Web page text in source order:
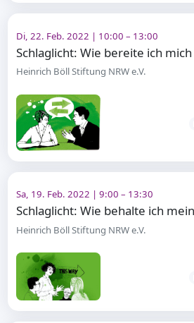
Di, 22. Feb. 2022 | 10:00 – 13:00
Heinrich Böll Stiftung NRW e.V.
Sa, 19. Feb. 2022 | 9:00 – 13:30
Heinrich Böll Stiftung NRW e.V.